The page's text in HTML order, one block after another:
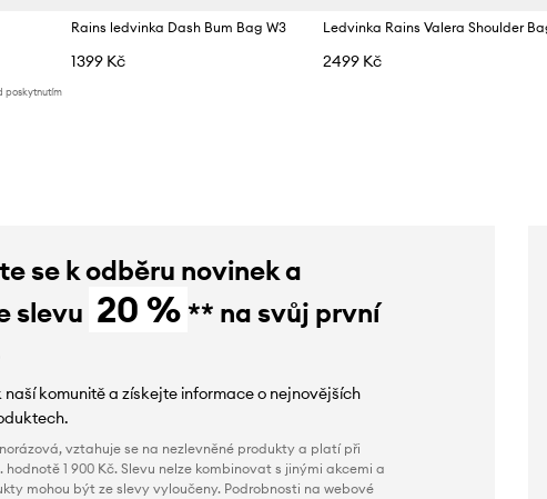
poskytnutím
Rains ledvinka Dash Bum Bag W3
1399 Kč 2499 Kč
se k odběru novinek a
slevu 20 % ** na svůj první
naší komunitě a získejte informace o nejnovějších
vztahuje se na nezlevněné produkty a platí při
hodnotě 1 900 Kč. Slevu nelze kombinovat s jinými akcemi a
mohou být ze slevy vyloučeny. Podrobnosti na webové